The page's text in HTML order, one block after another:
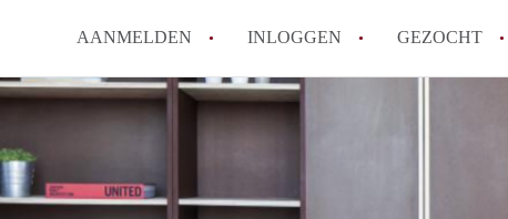
AANMELDEN INLOGGEN GEZOCHT